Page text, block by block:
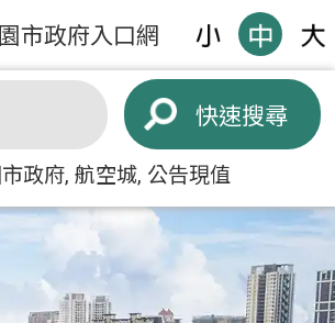
市政府入口網
搜尋
政府 航空城 公告現值